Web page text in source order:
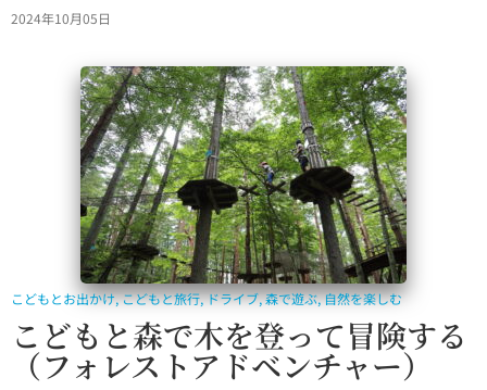
2024年10月05日
こどもとお出かけ,こどもと旅行,ドライブ,森で遊ぶ,自然を楽しむ
こどもと森で木を登って冒険する
（フォレストアドベンチャー）